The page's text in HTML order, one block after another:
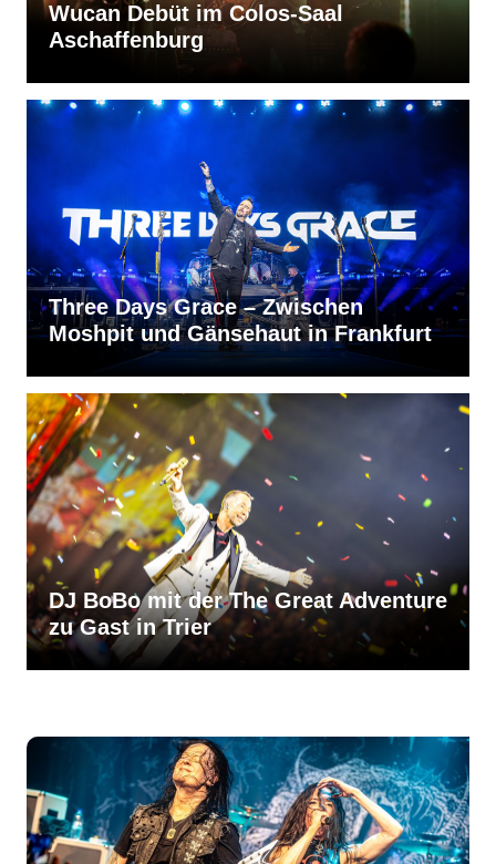
Wucan Debüt im Colos-Saal
Aschaffenburg
Three Days Grace – Zwischen
Moshpit und Gänsehaut in Frankfurt
DJ BoBo mit der The Great Adventure
zu Gast in Trier